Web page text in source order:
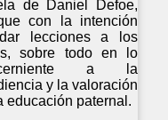
de Daniel Defoe,
con la intención
lecciones a los
sobre todo en lo
a la
y la valoración
educación paternal.